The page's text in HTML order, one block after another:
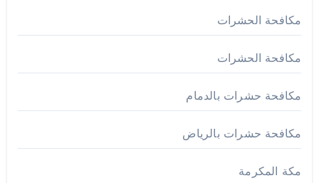
مكافحة الحشرات
مكافحة الحشرات
مكافحة حشرات بالدمام
مكافحة حشرات بالرياض
مكة المكرمة